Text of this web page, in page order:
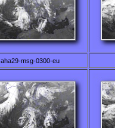
aha29-msg-0300-eu